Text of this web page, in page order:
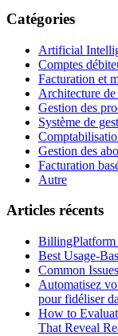
Catégories
Artificial
Comptes
Facturation et
Architecture
Gestion des
Système de
Gestion des
Facturation
Autre
Articles récents
BillingPlatform
Best Usage-
Common
Automatisez
pour fidéliser
How to
That Reveal